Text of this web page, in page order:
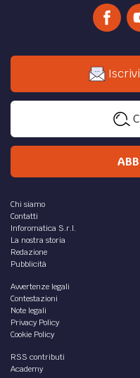
Chi siamo
Contatti
Inforomatica S.r.l.
La nostra storia
Redazione
Pubblicità
Avvertenze legali
Contestazioni
Note legali
Privacy Policy
Cookie Policy
RSS contributi
Academy